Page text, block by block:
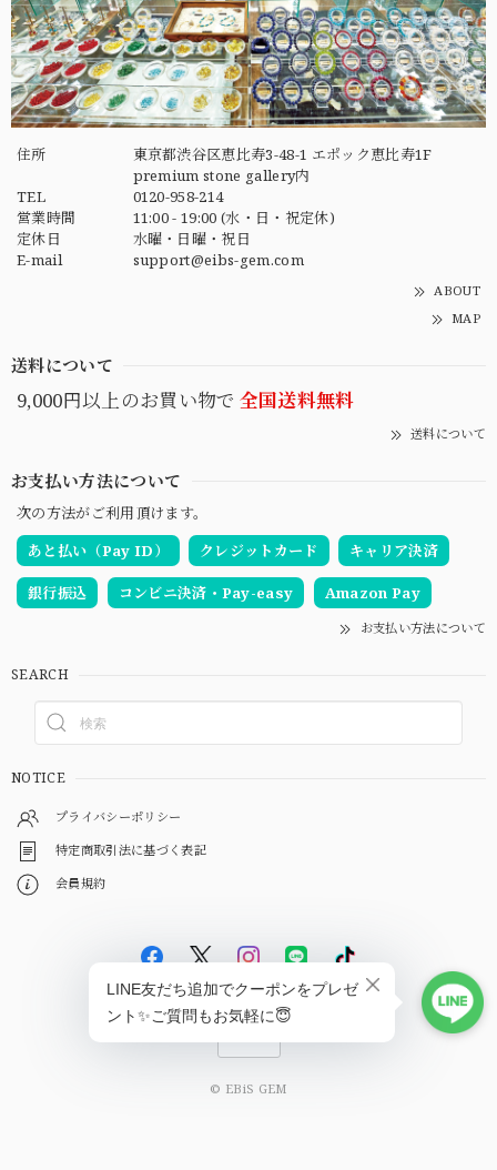
住所
東京都渋谷区恵比寿3-48-1 エポック恵比寿1F
premium stone gallery内
TEL
0120-958-214
営業時間
11:00 - 19:00 (水・日・祝定休)
定休日
水曜・日曜・祝日
E-mail
support@eibs-gem.com
ABOUT
MAP
送料について
9,000円以上のお買い物で 全国送料無料
送料について
お支払い方法について
次の方法がご利用頂けます。
あと払い（Pay ID）
クレジットカード キャリア決済
銀行振込 コンビニ決済・Pay-easy Amazon Pay
お支払い方法について
SEARCH
NOTICE
プライバシーポリシー
特定商取引法に基づく表記
会員規約
© EBiS GEM